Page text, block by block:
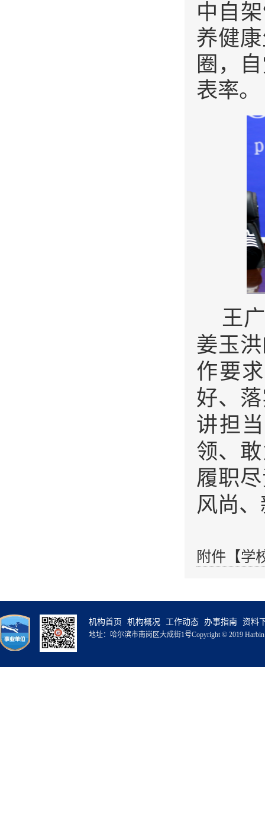
中自架
养健
圈，
表率。
王
姜玉
作要
好、
讲担
领、
履职
风尚
附件【学
机构首页 机构概况 工作动态 办事指南 资料
地址：哈尔滨市南岗区大成街1号Copyright © 2019